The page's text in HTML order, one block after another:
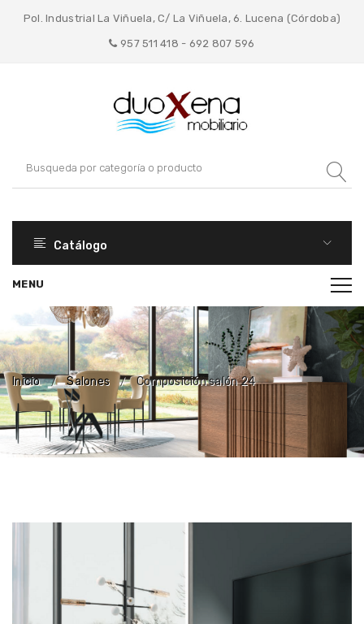
Pol. Industrial La Viñuela, C/ La Viñuela, 6. Lucena (Córdoba)
957 511 418 - 692 807 596
Catálogo
Inicio / Salones / Composición salón 24